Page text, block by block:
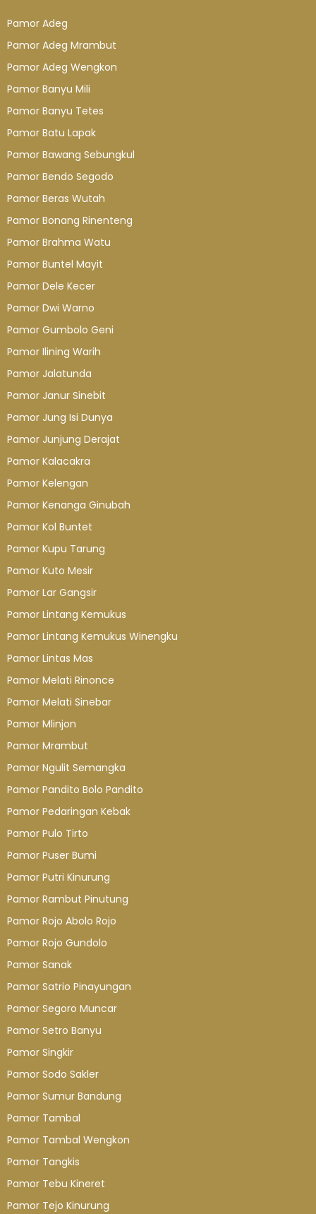
Pamor Adeg
Pamor Adeg Mrambut
Pamor Adeg Wengkon
Pamor Banyu Mili
Pamor Banyu Tetes
Pamor Batu Lapak
Pamor Bawang Sebungkul
Pamor Bendo Segodo
Pamor Beras Wutah
Pamor Bonang Rinenteng
Pamor Brahma Watu
Pamor Buntel Mayit
Pamor Dele Kecer
Pamor Dwi Warno
Pamor Gumbolo Geni
Pamor Ilining Warih
Pamor Jalatunda
Pamor Janur Sinebit
Pamor Jung Isi Dunya
Pamor Junjung Derajat
Pamor Kalacakra
Pamor Kelengan
Pamor Kenanga Ginubah
Pamor Kol Buntet
Pamor Kupu Tarung
Pamor Kuto Mesir
Pamor Lar Gangsir
Pamor Lintang Kemukus
Pamor Lintang Kemukus Winengku
Pamor Lintas Mas
Pamor Melati Rinonce
Pamor Melati Sinebar
Pamor Mlinjon
Pamor Mrambut
Pamor Ngulit Semangka
Pamor Pandito Bolo Pandito
Pamor Pedaringan Kebak
Pamor Pulo Tirto
Pamor Puser Bumi
Pamor Putri Kinurung
Pamor Rambut Pinutung
Pamor Rojo Abolo Rojo
Pamor Rojo Gundolo
Pamor Sanak
Pamor Satrio Pinayungan
Pamor Segoro Muncar
Pamor Setro Banyu
Pamor Singkir
Pamor Sodo Sakler
Pamor Sumur Bandung
Pamor Tambal
Pamor Tambal Wengkon
Pamor Tangkis
Pamor Tebu Kineret
Pamor Tejo Kinurung